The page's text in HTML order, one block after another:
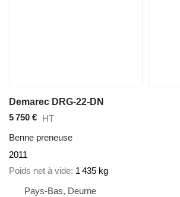
Demarec DRG-22-DN
5 750 € HT
Benne preneuse
2011
Poids net à vide 1 435 kg
Pays-Bas, Deurne